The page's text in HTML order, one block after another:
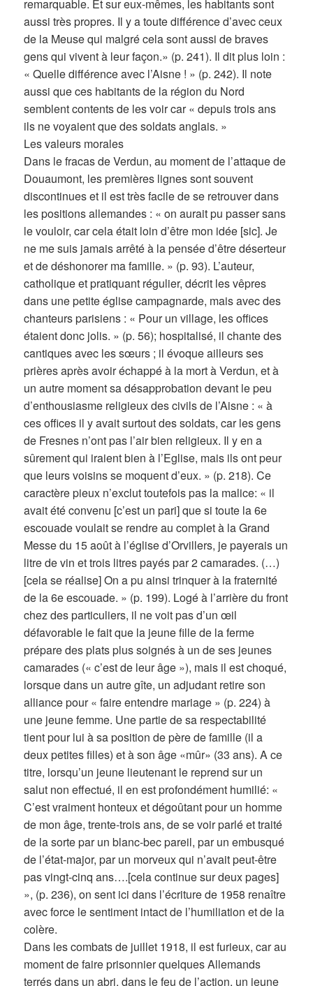
remarquable. Et sur eux-mêmes, les habitants sont
aussi très propres. Il y a toute différence d’avec ceux
de la Meuse qui malgré cela sont aussi de braves
gens qui vivent à leur façon.» (p. 241). Il dit plus loin :
« Quelle différence avec l’Aisne ! » (p. 242). Il note
aussi que ces habitants de la région du Nord
semblent contents de les voir car « depuis trois ans
ils ne voyaient que des soldats anglais. »
Les valeurs morales
Dans le fracas de Verdun, au moment de l’attaque de
Douaumont, les premières lignes sont souvent
discontinues et il est très facile de se retrouver dans
les positions allemandes : « on aurait pu passer sans
le vouloir, car cela était loin d’être mon idée [sic]. Je
ne me suis jamais arrêté à la pensée d’être déserteur
et de déshonorer ma famille. » (p. 93). L’auteur,
catholique et pratiquant régulier, décrit les vêpres
dans une petite église campagnarde, mais avec des
chanteurs parisiens : « Pour un village, les offices
étaient donc jolis. » (p. 56); hospitalisé, il chante des
cantiques avec les sœurs ; il évoque ailleurs ses
prières après avoir échappé à la mort à Verdun, et à
un autre moment sa désapprobation devant le peu
d’enthousiasme religieux des civils de l’Aisne : « à
ces offices il y avait surtout des soldats, car les gens
de Fresnes n’ont pas l’air bien religieux. Il y en a
sûrement qui iraient bien à l’Eglise, mais ils ont peur
que leurs voisins se moquent d’eux. » (p. 218). Ce
caractère pieux n’exclut toutefois pas la malice: « il
avait été convenu [c’est un pari] que si toute la 6e
escouade voulait se rendre au complet à la Grand
Messe du 15 août à l’église d’Orvillers, je payerais un
litre de vin et trois litres payés par 2 camarades. (…)
[cela se réalise] On a pu ainsi trinquer à la fraternité
de la 6e escouade. » (p. 199). Logé à l’arrière du front
chez des particuliers, il ne voit pas d’un œil
défavorable le fait que la jeune fille de la ferme
prépare des plats plus soignés à un de ses jeunes
camarades (« c’est de leur âge »), mais il est choqué,
lorsque dans un autre gîte, un adjudant retire son
alliance pour « faire entendre mariage » (p. 224) à
une jeune femme. Une partie de sa respectabilité
tient pour lui à sa position de père de famille (il a
deux petites filles) et à son âge «mûr» (33 ans). A ce
titre, lorsqu’un jeune lieutenant le reprend sur un
salut non effectué, il en est profondément humilié: «
C’est vraiment honteux et dégoûtant pour un homme
de mon âge, trente-trois ans, de se voir parlé et traité
de la sorte par un blanc-bec pareil, par un embusqué
de l’état-major, par un morveux qui n’avait peut-être
pas vingt-cinq ans….[cela continue sur deux pages]
», (p. 236), on sent ici dans l’écriture de 1958 renaître
avec force le sentiment intact de l’humiliation et de la
colère.
Dans les combats de juillet 1918, il est furieux, car au
moment de faire prisonnier quelques Allemands
terrés dans un abri, dans le feu de l’action, un jeune